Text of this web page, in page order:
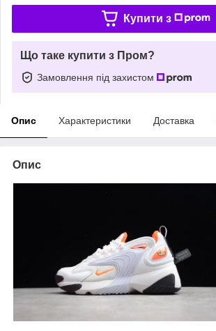
Купити з
Що таке купити з Пром?
Замовлення під захистом
Опис Характеристики Доставка
Опис